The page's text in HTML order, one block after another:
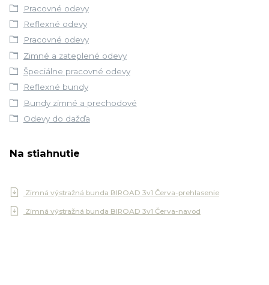
Pracovné odevy
Reflexné odevy
Pracovné odevy
Zimné a zateplené odevy
Špeciálne pracovné odevy
Reflexné bundy
Bundy zimné a prechodové
Odevy do dažďa
Na stiahnutie
Zimná výstražná bunda BIROAD 3v1 Červa-prehlasenie
Zimná výstražná bunda BIROAD 3v1 Červa-navod